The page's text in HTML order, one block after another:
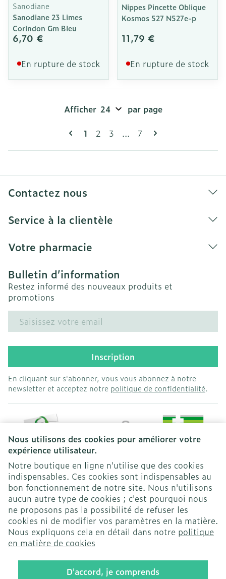
Nous utilisons des cookies pour améliorer votre
expérience utilisateur.
Notre boutique en ligne n'utilise que des cookies
indispensables. Ces cookies sont indispensables au
bon fonctionnement de notre site. Nous n'utilisons
aucun autre type de cookies ; c'est pourquoi nous
ne proposons pas la possibilité de refuser les
cookies ni de modifier vos paramètres en la matière.
Nous expliquons cela en détail dans notre politique
en matière de cookies
D'accord, je comprends
Sanodiane
Sanodiane 23 Limes
Corindon Gm Bleu
6,70 €
En rupture de stock
Nippes Pincette Oblique
Kosmos 527 N527e-p
11,79 €
En rupture de stock
Pages
Vous lisez actuellement la page
1 Page
2 Page
3 ... Page
7
Afficher par page
Contactez nous
Service à la clientèle
Votre pharmacie
Bulletin d’information
Restez informé des nouveaux produits et
promotions
Adresse mail
Inscription
En cliquant sur s'abonner, vous vous abonnez à notre
newsletter et acceptez notre politique de confidentialité.
Liens légaux